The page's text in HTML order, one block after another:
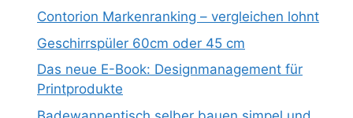
Contorion Markenranking – vergleichen lohnt
Geschirrspüler 60cm oder 45 cm
Das neue E-Book: Designmanagement für
Printprodukte